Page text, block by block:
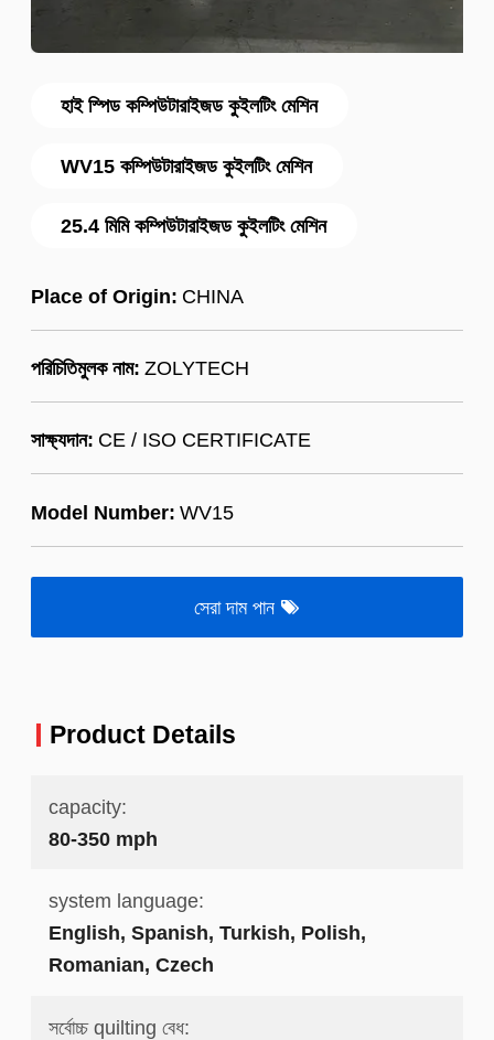
হাই স্পিড কম্পিউটারাইজড কুইলটিং মেশিন
WV15 কম্পিউটারাইজড কুইলটিং মেশিন
25.4 মিমি কম্পিউটারাইজড কুইলটিং মেশিন
Place of Origin: CHINA
পরিচিতিমুলক নাম: ZOLYTECH
সাক্ষ্যদান: CE / ISO CERTIFICATE
Model Number: WV15
সেরা দাম পান
Product Details
capacity:
80-350 mph
system language:
English, Spanish, Turkish, Polish,
Romanian, Czech
সর্বোচ্চ quilting বেধ: